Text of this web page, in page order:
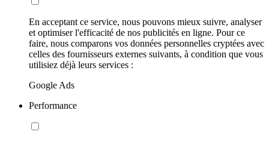
En acceptant ce service, nous pouvons mieux suivre, analyser
et optimiser l'efficacité de nos publicités en ligne. Pour ce
faire, nous comparons vos données personnelles cryptées avec
celles des fournisseurs externes suivants, à condition que vous
utilisiez déjà leurs services :
Google Ads
Performance